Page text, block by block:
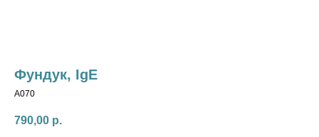
Фундук, IgE
A070
790,00 р.